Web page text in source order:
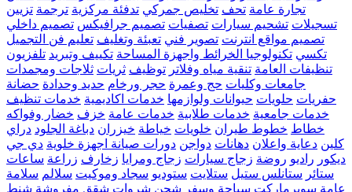
تجارة عامة تحف تخليص جمركي تدفئة مركزية ترجمة تزيين
تسجيلات تشحيم سيارات تصفيات تصميم جرافيكس تصميم داخلي
تصميم مواقع انترنت تصوير فني تعبئة وتغليف تعليم فن التجميل
تكسي تكنولوجيا الخرائط واجهزة المساحة تكييف وتبريد تلفزيون
تنظيفات العامة تنقية مياه وفلاتر توظيف ثريات ثلاجات ومجمدات
جامعات وكليات حج وعمرة حجر ورخام حديد وحدادة حضانة
حفريات حلويات حيوانات ولوازمها خدمات اكاديمية خدمات تنظيف
خدمات جامعية خدمات طلابية خدمات عامة خزف خضار وفواكه
خطاط خطوط طيران خلويات خياطة خيزران دباغة الجلود دراي
كلين دعاية واعلان دهانات دواجن دورات صيانة اجهزة خلوية دي جي
ديكور راديو روضة زجاج سيارات زجاج ومرايا زخارف زراعة ساعات
ستائر ستانلس ستيل ستلايت ستوديو سجاد وموكيت سلالم سلامة
عامة سوبرماركت سياحة وسفر شحن شروات شقق مفروشة شنط